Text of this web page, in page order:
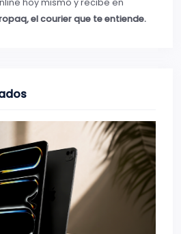
hoy mismo y recibe en
el courier que te entiende.